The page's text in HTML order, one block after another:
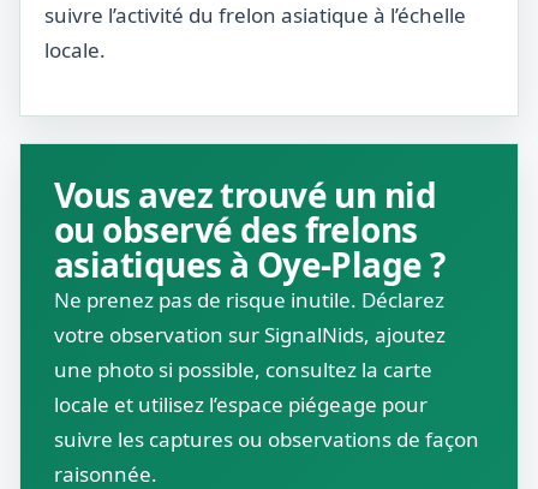
suivre l’activité du frelon asiatique à l’échelle
locale.
Vous avez trouvé un nid
ou observé des frelons
asiatiques à Oye-Plage ?
Ne prenez pas de risque inutile. Déclarez
votre observation sur SignalNids, ajoutez
une photo si possible, consultez la carte
locale et utilisez l’espace piégeage pour
suivre les captures ou observations de façon
raisonnée.